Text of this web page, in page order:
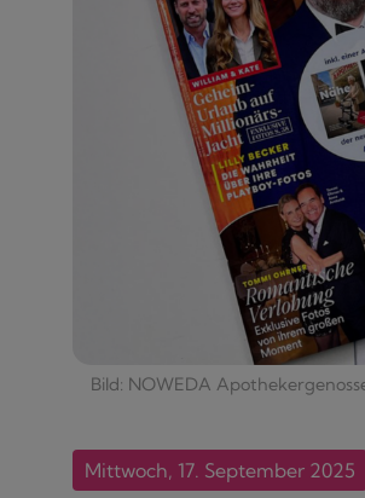
Bild: NOWEDA
Mittwoch, 17. September 2025